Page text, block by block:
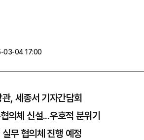
03-04 17:00
, 세종서 기자간담회
의체 신설...우호적 분위기
무 협의체 진행 예정